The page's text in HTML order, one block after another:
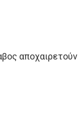
αποχαιρετούν